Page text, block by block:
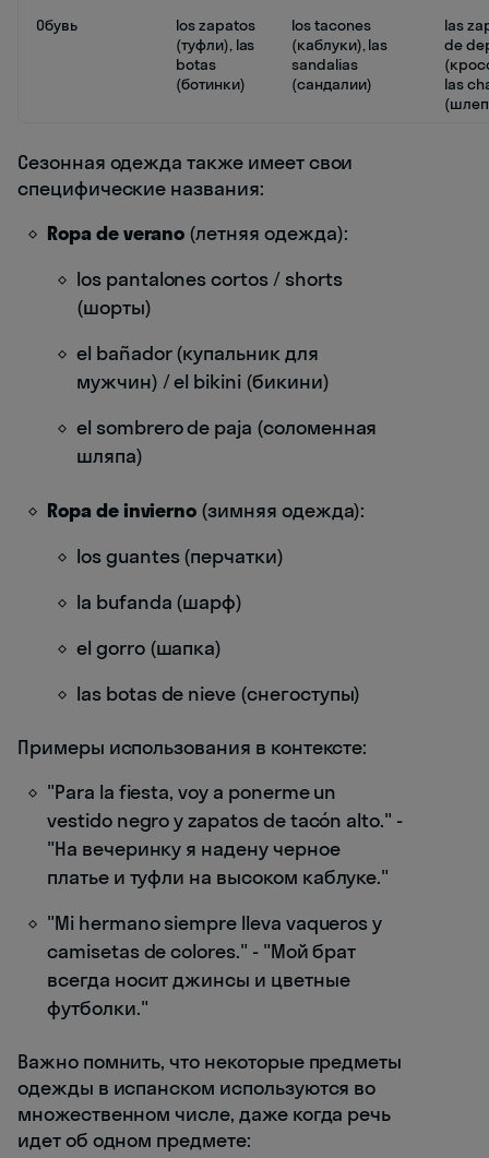
Обувь
los zapatos
(туфли), las
botas
(ботинки)
los tacones
(каблуки), las
sandalias
(сандалии)
las
de
las
Сезонная одежда также имеет свои
специфические названия:
Ropa de verano (летняя одежда):
los pantalones cortos / shorts
(шорты)
el bañador (купальник для
мужчин) / el bikini (бикини)
el sombrero de paja (соломенная
шляпа)
Ropa de invierno (зимняя одежда):
los guantes (перчатки)
la bufanda (шарф)
el gorro (шапка)
las botas de nieve (снегоступы)
Примеры использования в контексте:
"Para la fiesta, voy a ponerme un
vestido negro y zapatos de tacón alto." -
"На вечеринку я надену черное
платье и туфли на высоком каблуке."
"Mi hermano siempre lleva vaqueros y
camisetas de colores." - "Мой брат
всегда носит джинсы и цветные
футболки."
Важно помнить, что некоторые предметы
одежды в испанском используются во
множественном числе, даже когда речь
идет об одном предмете: